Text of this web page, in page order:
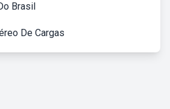
Brasil
De Cargas